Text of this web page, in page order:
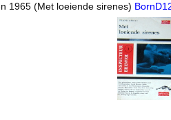
1965 (Met loeiende sirenes)